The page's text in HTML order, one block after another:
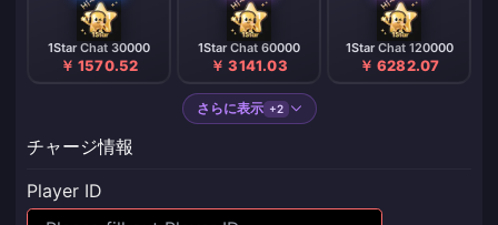
1Star Chat 30000
￥ 1570.52
1Star Chat 60000
￥ 3141.03
1Star Chat 120000
￥ 6282.07
さらに表示 +2
チャージ情報
Player ID